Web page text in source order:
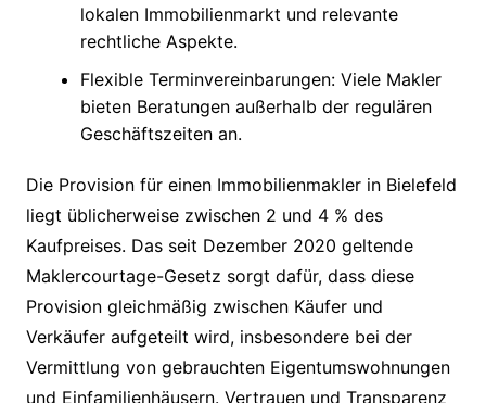
lokalen Immobilienmarkt und relevante
rechtliche Aspekte.
Flexible Terminvereinbarungen: Viele Makler
bieten Beratungen außerhalb der regulären
Geschäftszeiten an.
Die Provision für einen Immobilienmakler in Bielefeld
liegt üblicherweise zwischen 2 und 4 % des
Kaufpreises. Das seit Dezember 2020 geltende
Maklercourtage-Gesetz sorgt dafür, dass diese
Provision gleichmäßig zwischen Käufer und
Verkäufer aufgeteilt wird, insbesondere bei der
Vermittlung von gebrauchten Eigentumswohnungen
und Einfamilienhäusern. Vertrauen und Transparenz